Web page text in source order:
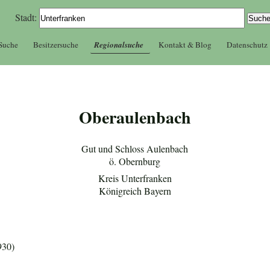
Stadt:
Besitzersuche Regionalsuche Kontakt & Blog Datenschutz
Oberaulenbach
Gut und Schloss Aulenbach
ö. Obernburg
Kreis Unterfranken
Königreich Bayern